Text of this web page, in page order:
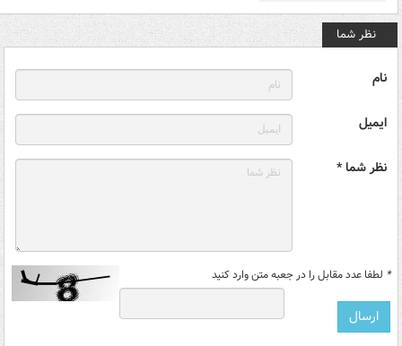
نظر شما
نام
ایمیل
نظر شما *
* لطفا عدد مقابل را در جعبه متن وارد کنید